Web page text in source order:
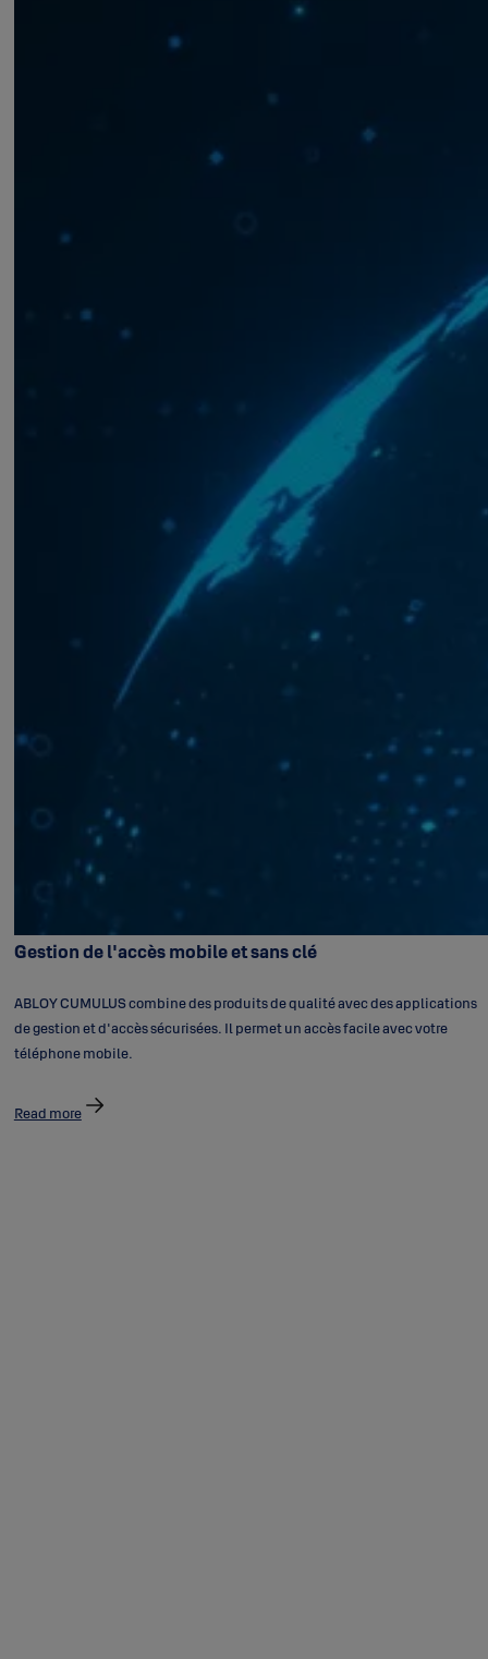
Gestion de l'accès mobile et sans clé
ABLOY CUMULUS combine des produits de qualité avec des applications
de gestion et d'accès sécurisées. Il permet un accès facile avec votre
téléphone mobile.
Read more